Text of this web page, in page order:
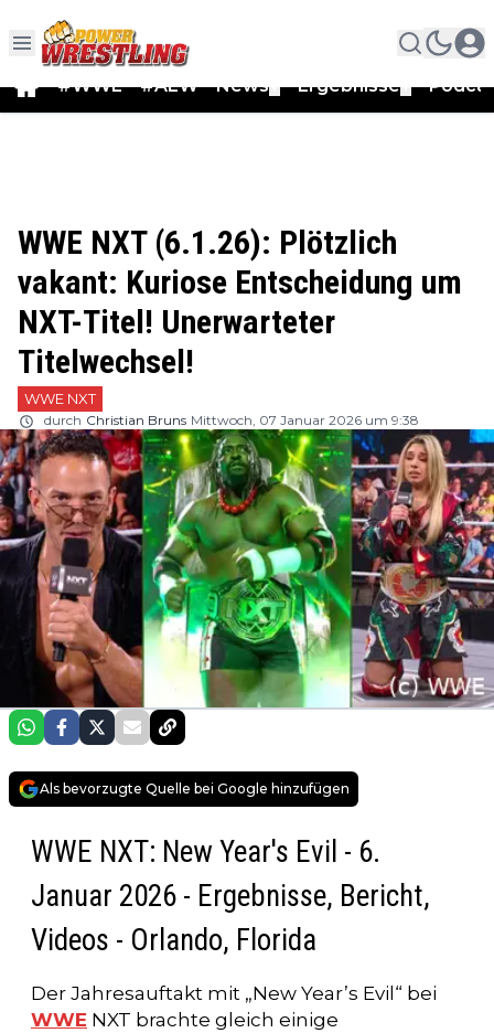
#WWE #AEW News Ergebnisse
WWE NXT (6.1.26): Plötzlich
vakant: Kuriose Entscheidung um
NXT-Titel! Unerwarteter
Titelwechsel!
WWE NXT
durch Christian Bruns Mittwoch, 07 Januar 2026 um 9:38
Als bevorzugte Quelle bei Google hinzufügen
WWE NXT: New Year's Evil - 6.
Januar 2026 - Ergebnisse, Bericht,
Videos - Orlando, Florida
Der Jahresauftakt mit „New Year’s Evil“ bei
WWE NXT brachte gleich einige